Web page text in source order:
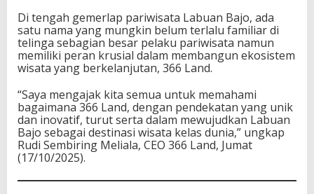
a
b
u
a
n
a
j
o
Di tengah gemerlap pariwisata Labuan Bajo, ada
satu nama yang mungkin belum terlalu familiar di
telinga sebagian besar pelaku pariwisata namun
memiliki peran krusial dalam membangun ekosistem
wisata yang berkelanjutan, 366 Land.
“Saya mengajak kita semua untuk memahami
bagaimana 366 Land, dengan pendekatan yang unik
dan inovatif, turut serta dalam mewujudkan Labuan
Bajo sebagai destinasi wisata kelas dunia,” ungkap
Rudi Sembiring Meliala, CEO 366 Land, Jumat
(17/10/2025).